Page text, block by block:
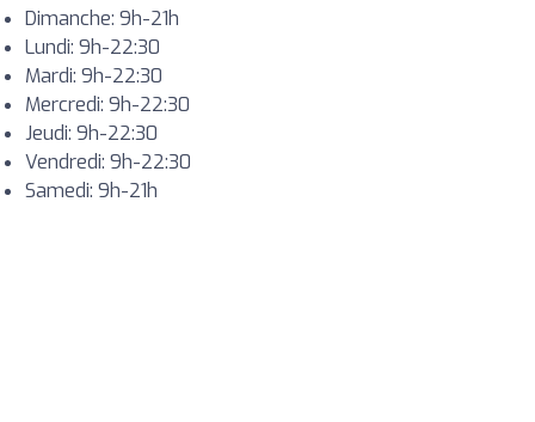
Dimanche: 9h-21h
Lundi: 9h-22:30
Mardi: 9h-22:30
Mercredi: 9h-22:30
Jeudi: 9h-22:30
Vendredi: 9h-22:30
Samedi: 9h-21h